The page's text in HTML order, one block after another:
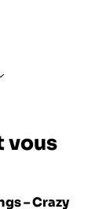
vous
– Crazy